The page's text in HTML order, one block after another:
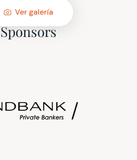
Ver galería
Sponsors